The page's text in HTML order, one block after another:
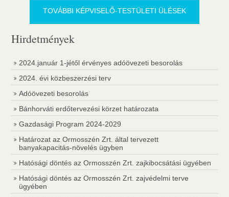
TOVÁBBI KÉPVISELŐ-TESTÜLETI ÜLÉSEK
Hirdetmények
2024.január 1-jétől érvényes adóövezeti besorolás
2024. évi közbeszerzési terv
Adóövezeti besorolás
Bánhorváti erdőtervezési körzet határozata
Gazdasági Program 2024-2029
Határozat az Ormosszén Zrt. által tervezett
banyakapacitás-növelés ügyben
Hatósági döntés az Ormosszén Zrt. zajkibocsátási ügyében
Hatósági döntés az Ormosszén Zrt. zajvédelmi terve
ügyében